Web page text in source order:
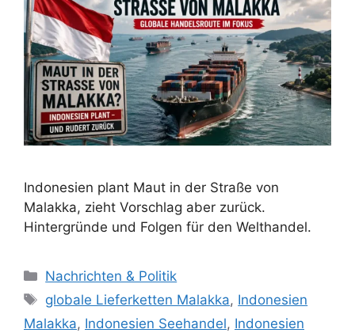
Indonesien plant Maut in der Straße von
Malakka, zieht Vorschlag aber zurück.
Hintergründe und Folgen für den Welthandel.
Kategorien
Nachrichten & Politik
Schlagwörter
globale Lieferketten Malakka, Indonesien
Malakka, Indonesien Seehandel, Indonesien